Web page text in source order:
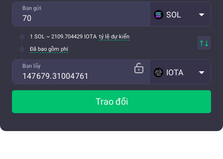
Bạn gửi
SOL
1 SOL ~ 2109.704429 IOTA tỷ lệ dự kiến
Đã bao gồm phí
Bạn lấy
IOTA
Trao đổi